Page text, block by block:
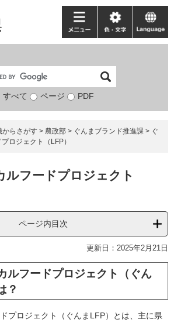
検
象
すべて ページ PDF
メ
ニ
ー
色・
文
language
からさがす > 農政部 > ぐんまブランド推進課 > ぐ
ロジェクト（LFP）
ルフードプロジェクト
ページ内目次
更新日：2025年2月21日
ルフードプロジェクト（ぐん
？
プロジェクト（ぐんまLFP）とは、主に県